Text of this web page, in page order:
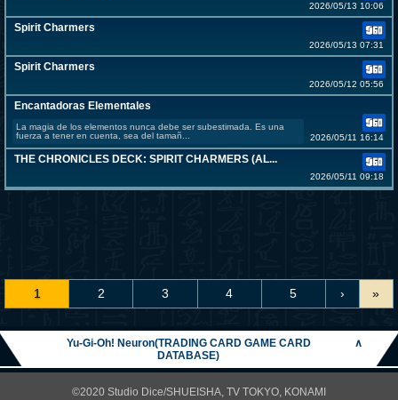
2026/05/13 10:06
Spirit Charmers
2026/05/13 07:31
Spirit Charmers
2026/05/12 05:56
Encantadoras Elementales
La magia de los elementos nunca debe ser subestimada. Es una
fuerza a tener en cuenta, sea del tamañ...
2026/05/11 16:14
THE CHRONICLES DECK: SPIRIT CHARMERS (AL...
2026/05/11 09:18
1 2 3 4 5 › »
Yu-Gi-Oh! Neuron(TRADING CARD GAME CARD
DATABASE)
∧
©2020 Studio Dice/SHUEISHA, TV TOKYO, KONAMI